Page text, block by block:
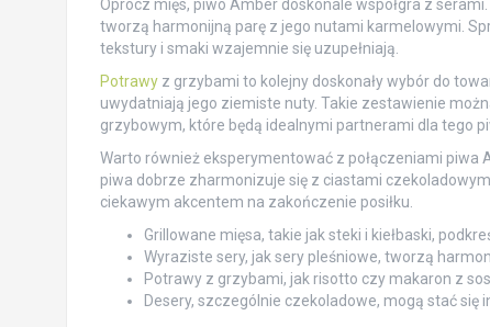
Oprócz mięs, piwo Amber doskonale współgra z
tworzą harmonijną parę z jego nutami karmelowymi.
tekstury i smaki wzajemnie się uzupełniają.
Potrawyz grzybami to kolejny doskonały wybór do
uwydatniają jego ziemiste nuty. Takie zestawienie
grzybowym, które będą idealnymi partnerami dla tego
Warto również eksperymentować z połączeniami piwa
piwa dobrze zharmonizuje się z ciastami
ciekawym akcentem na zakończenie posiłku.
Grillowane mięsa, takie jak steki i kiełbaski,
Wyraziste sery, jak sery pleśniowe, tworzą
Potrawy z grzybami, jak risotto czy makaron z
Desery, szczególnie czekoladowe, mogą stać